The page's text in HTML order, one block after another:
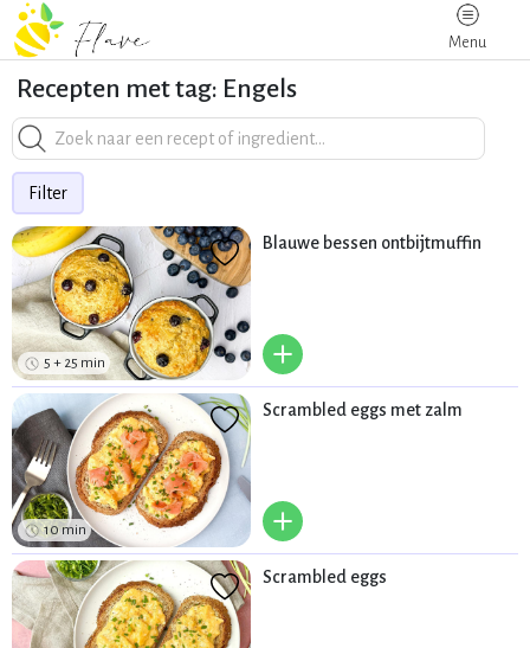
Menu
Recepten met tag: Engels
Filter
5 + 25 min
Blauwe bessen ontbijtmuffin
+
10 min
Scrambled eggs met zalm
+
Scrambled eggs